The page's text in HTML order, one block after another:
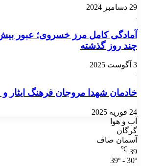
29 دسامبر 2024
چند روز گذشته
3 آگوست 2025
خادمان شهدا مروجان فرهنگ ایثار
24 فوریه 2025
آب و هوا
گرگان
آسمان صاف
39
℃
39º - 30º